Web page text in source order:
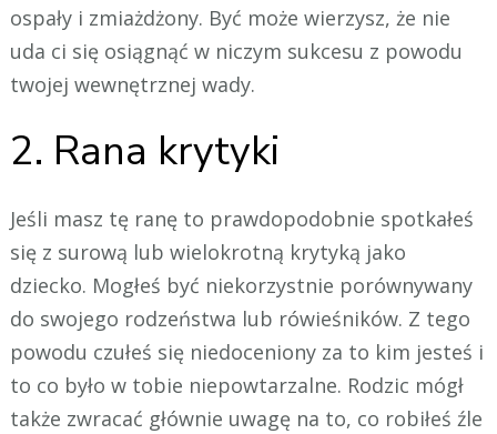
ospały i zmiażdżony. Być może wierzysz, że nie
uda ci się osiągnąć w niczym sukcesu z powodu
twojej wewnętrznej wady.
2. Rana krytyki
Jeśli masz tę ranę to prawdopodobnie spotkałeś
się z surową lub wielokrotną krytyką jako
dziecko. Mogłeś być niekorzystnie porównywany
do swojego rodzeństwa lub rówieśników. Z tego
powodu czułeś się niedoceniony za to kim jesteś i
to co było w tobie niepowtarzalne. Rodzic mógł
także zwracać głównie uwagę na to, co robiłeś źle